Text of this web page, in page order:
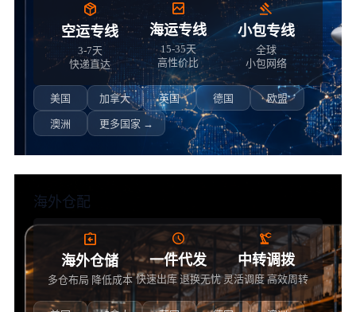
空运专线
3-7天
快递直达
海运专线
15-35天
高性价比
小包专线
全球
小包网络
美国 加拿大 英国 德国
欧盟
澳洲
更多国家 →
海外仓配
海外仓储
多仓布局 降低成本
一件代发
快速出库 退换无忧
中转调拨
灵活调度 高效周转